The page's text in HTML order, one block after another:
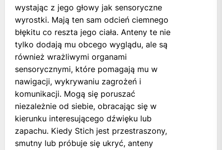
wystając z jego głowy jak sensoryczne
wyrostki. Mają ten sam odcień ciemnego
błękitu co reszta jego ciała. Anteny te nie
tylko dodają mu obcego wyglądu, ale są
również wrażliwymi organami
sensorycznymi, które pomagają mu w
nawigacji, wykrywaniu zagrożeń i
komunikacji. Mogą się poruszać
niezależnie od siebie, obracając się w
kierunku interesującego dźwięku lub
zapachu. Kiedy Stich jest przestraszony,
smutny lub próbuje się ukryć, anteny